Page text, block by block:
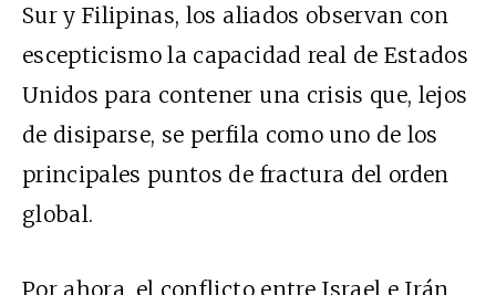
Sur y Filipinas, los aliados observan con
escepticismo la capacidad real de Estados
Unidos para contener una crisis que, lejos
de disiparse, se perfila como uno de los
principales puntos de fractura del orden
global.
Por ahora, el conflicto entre Israel e Irán